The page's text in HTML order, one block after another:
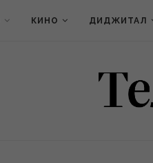
КИНО ДИДЖИТАЛ